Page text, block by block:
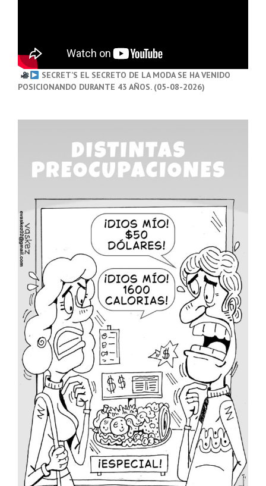
SECRET’S EL SECRETO DE LA MODA SE HA VENIDO
POSICIONANDO DURANTE 43 AÑOS. (05-08-2026)